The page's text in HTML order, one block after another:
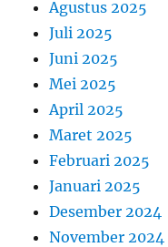
Agustus 2025
Juli 2025
Juni 2025
Mei 2025
April 2025
Maret 2025
Februari 2025
Januari 2025
Desember 2024
November 2024